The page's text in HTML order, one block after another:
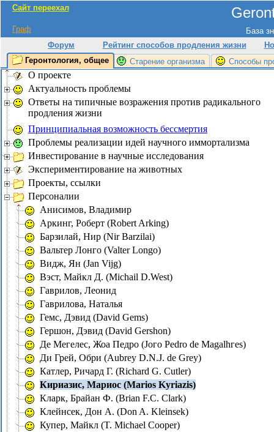
Сайт переехал
База
Граф
Форум
Рейтинг способов продления жизни
Геронтология, общее
Старение организма Способы
О проекте
Актуальность проблемы
Ответы на типичные возражения против радикального
продления жизни
Принципиальная возможность бессмертия
Проблемы реализации идей научного иммортализма
Инвестирование в научные исследования
Экспериментирование на животных
Проекты, ссылки
Персоналии
Анисимов, Владимир
Аркинг, Роберт (Robert Arking)
Барзилай, Нир (Nir Barzilai)
Вальтер Лонго (Valter Longo)
Видж, Ян (Jan Vijg)
Вэст, Майкл Д. (Michail D.West)
Гаврилов, Леонид
Гаврилова, Наталья
Гемс, Дэвид (David Gems)
Гершон, Дэвид (David Gershon)
Де Мегелес, Жоа Педро (Joгo Pedro de Magalhгes)
Ди Грей, Обри (Aubrey D.N.J. de Grey)
Катлер, Ричард Г. (Richard G. Cutler)
Кириазис, Мариос (Marios Kyriazis)
Кларк, Брайан Ф. (Brian F.C. Clark)
Клейнсек, Дон А. (Don A. Kleinsek)
Купер, Майкл (T. Michael Cooper)